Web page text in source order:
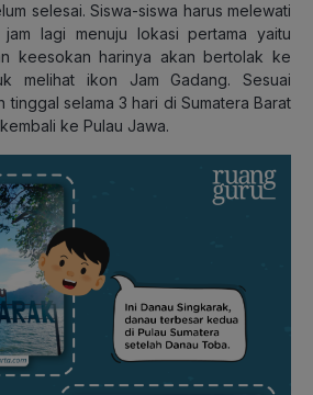
selesai. Siswa-siswa harus melewati
lagi menuju lokasi pertama yaitu
keesokan harinya akan bertolak ke
melihat ikon Jam Gadang. Sesuai
tinggal selama 3 hari di Sumatera Barat
ke Pulau Jawa.